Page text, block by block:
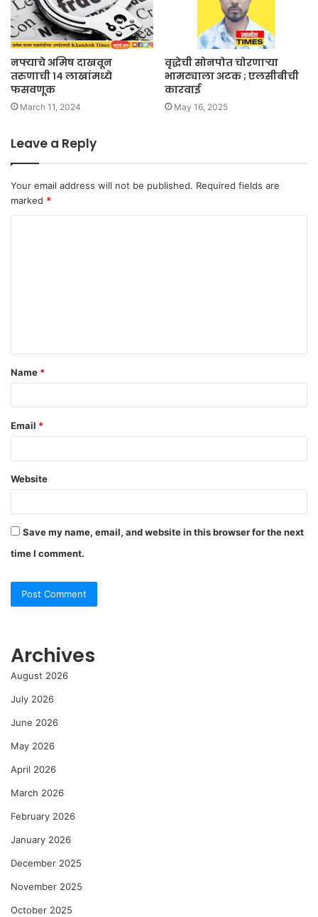
नफ्याचे अमिष दाखवून
तरुणाची १४ लाखांमध्ये
फसवणूक
March 11, 2024
वृद्धेची सोनपोत चोरणाऱ्या
भामट्याला अटक ; एलसीबीची
कारवाई
May 16, 2025
Leave a Reply
Your email address will not be published. Required fields are
marked *
t
*
Name *
Email *
Website
Save my name, email, and website in this browser for the next
time I comment.
Archives
August 2026
July 2026
June 2026
May 2026
April 2026
March 2026
February 2026
January 2026
December 2025
November 2025
October 2025